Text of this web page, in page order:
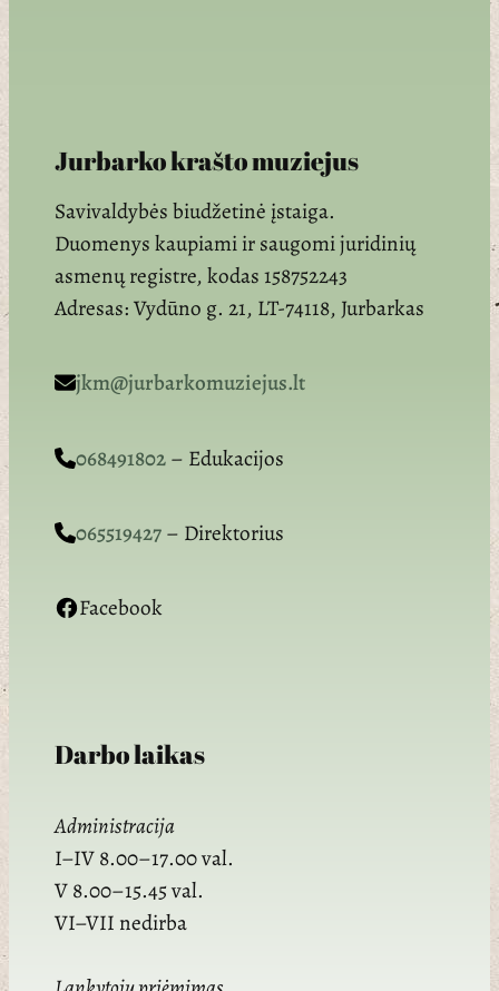
Jurbarko krašto muziejus
Savivaldybės biudžetinė įstaiga.
Duomenys kaupiami ir saugomi juridinių
asmenų registre, kodas 158752243
Adresas: Vydūno g. 21, LT-74118, Jurbarkas
jkm@jurbarkomuziejus.lt
068491802– Edukacijos
065519427– Direktorius
Facebook
Darbo laikas
Administracija
I–IV 8.00–17.00 val.
V 8.00–15.45 val.
VI–VII nedirba